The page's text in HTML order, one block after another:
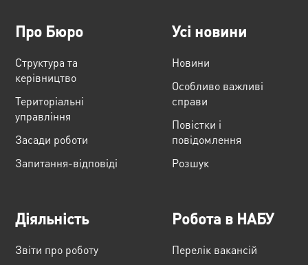
Про Бюро
Структура та
керівництво
Територіальні
управління
Засади роботи
Запитання-відповіді
Усі новини
Новини
Особливо важливі
справи
Повістки і
повідомлення
Розшук
Діяльність
Звіти про роботу
Робота в НАБУ
Перелік вакансій